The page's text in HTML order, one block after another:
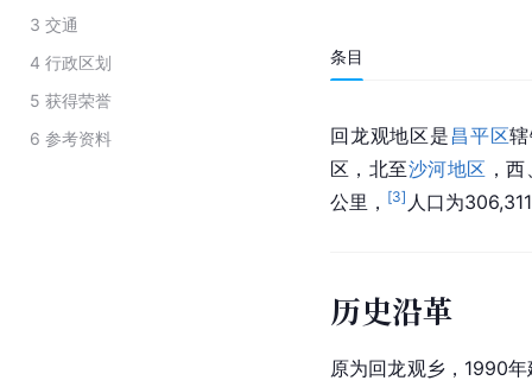
3 交通
4 行政区划
5 获得荣誉
6 参考资料
条目
回龙观地区是 昌平区
区，北至沙河地区 ，
公里， [3] 人口为
历史沿革
原为回龙观乡，1990年